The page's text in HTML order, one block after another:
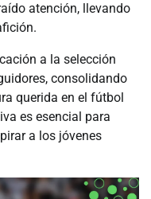
atención, llevando
a la selección
consolidando
querida en el fútbol
es esencial para
a los jóvenes